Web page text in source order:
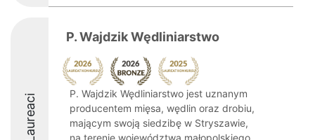
Laureaci
P. Wajdzik Wędliniarstwo
P. Wajdzik Wędliniarstwo jest uznanym
producentem mięsa, wędlin oraz drobiu,
mającym swoją siedzibę w Stryszawie,
na terenie województwa małopolskiego.